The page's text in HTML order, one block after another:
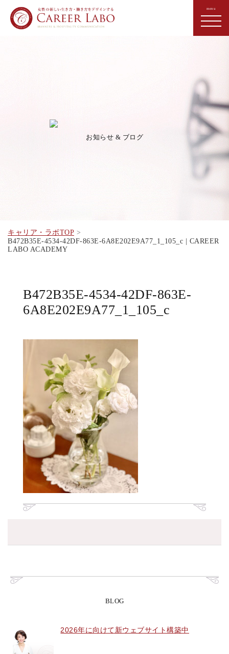
お知らせ & ブログ
キャリア・ラボTOP
B472B35E-4534-42DF-863E-6A8E202E9A77_1_105_c | CAREER
LABO ACADEMY
B472B35E-4534-42DF-863E-
6A8E202E9A77_1_105_c
BLOG
2026年に向けて新ウェブサイト構築中